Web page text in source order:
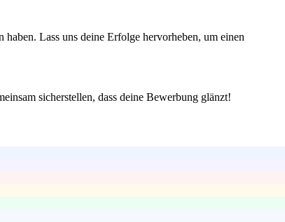
Lass uns deine Erfolge hervorheben, um einen
sicherstellen, dass deine Bewerbung glänzt!